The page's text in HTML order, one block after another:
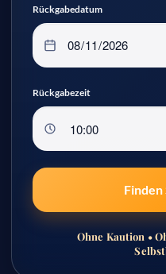
Rückgabedatum
Rückgabezeit
Ohne Kaution •